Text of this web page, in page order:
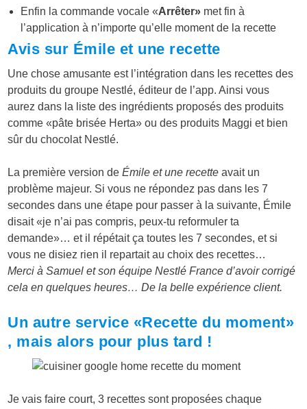
Enfin la commande vocale «Arrêter» met fin à
l’application à n’importe qu’elle moment de la recette
Avis sur Émile et une recette
Une chose amusante est l’intégration dans les recettes des
produits du groupe Nestlé, éditeur de l’app. Ainsi vous
aurez dans la liste des ingrédients proposés des produits
comme «pâte brisée Herta» ou des produits Maggi et bien
sûr du chocolat Nestlé.
La première version de Émile et une recette avait un
problème majeur. Si vous ne répondez pas dans les 7
secondes dans une étape pour passer à la suivante, Émile
disait «je n’ai pas compris, peux-tu reformuler ta
demande»… et il répétait ça toutes les 7 secondes, et si
vous ne disiez rien il repartait au choix des recettes…
Merci à Samuel et son équipe Nestlé France d’avoir corrigé
cela en quelques heures… De la belle expérience client.
Un autre service «Recette du moment»
, mais alors pour plus tard !
Je vais faire court, 3 recettes sont proposées chaque